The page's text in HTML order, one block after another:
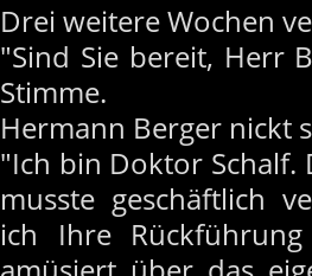
Drei weitere Wochen
"Sind Sie bereit, Herr
Stimme.
Hermann Berger nickt
"Ich bin Doktor Schalf.
musste geschäftlich
ich Ihre